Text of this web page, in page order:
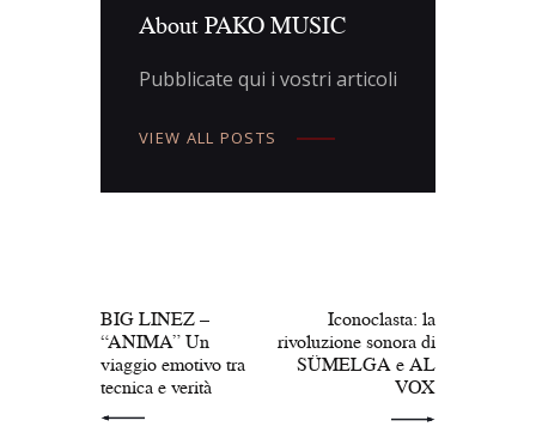
About PAKO MUSIC
Pubblicate qui i vostri articoli
VIEW ALL POSTS
BIG LINEZ –
“ANIMA” Un
viaggio emotivo tra
tecnica e verità
Iconoclasta: la
rivoluzione sonora di
SÜMELGA e AL
VOX